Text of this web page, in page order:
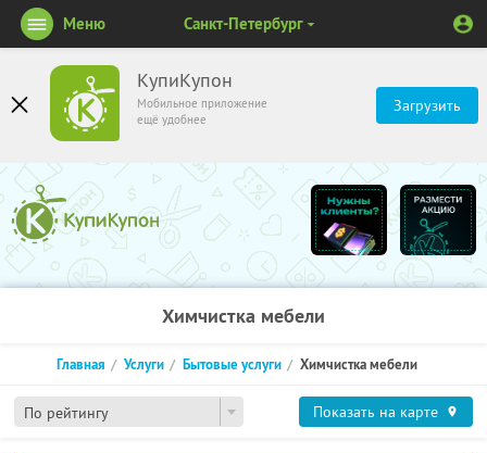
КупиКупон
Мобильное приложение
ещё удобнее
Загрузить
Меню Санкт-Петербург
Химчистка мебели
По рейтингу
Главная Услуги Бытовые услуги Химчистка мебели
Показать на карте